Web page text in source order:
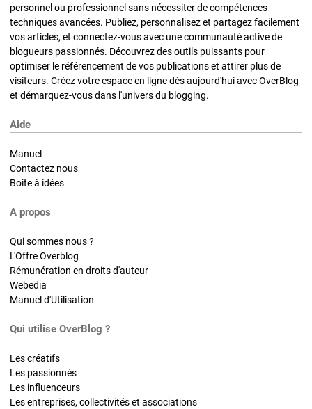
personnel ou professionnel sans nécessiter de compétences
techniques avancées. Publiez, personnalisez et partagez facilement
vos articles, et connectez-vous avec une communauté active de
blogueurs passionnés. Découvrez des outils puissants pour
optimiser le référencement de vos publications et attirer plus de
visiteurs. Créez votre espace en ligne dès aujourd'hui avec OverBlog
et démarquez-vous dans l'univers du blogging.
Aide
Manuel
Contactez nous
Boite à idées
A propos
Qui sommes nous ?
L'Offre Overblog
Rémunération en droits d'auteur
Webedia
Manuel d'Utilisation
Qui utilise OverBlog ?
Les créatifs
Les passionnés
Les influenceurs
Les entreprises, collectivités et associations